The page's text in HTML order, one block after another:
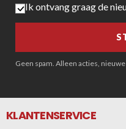
Ik ontvang graag de
Geen spam. Alleen acties,
KLANTENSERVICE